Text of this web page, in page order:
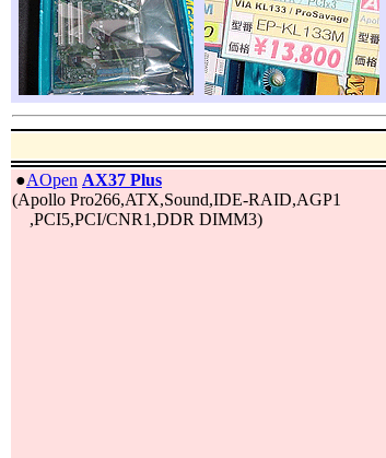
●AOpen AX37 Plus
(Apollo Pro266,ATX,Sound,IDE-RAID,AGP1
,PCI5,PCI/CNR1,DDR DIMM3)